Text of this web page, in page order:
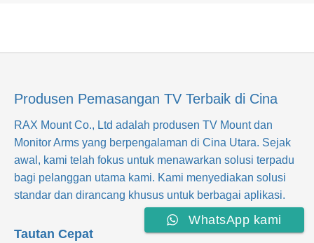
Produsen Pemasangan TV Terbaik di Cina
RAX Mount Co., Ltd adalah produsen TV Mount dan
Monitor Arms yang berpengalaman di Cina Utara. Sejak
awal, kami telah fokus untuk menawarkan solusi terpadu
bagi pelanggan utama kami. Kami menyediakan solusi
standar dan dirancang khusus untuk berbagai aplikasi.
Tautan Cepat
WhatsApp kami